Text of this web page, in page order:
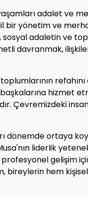
adalet ve
bir yönetim ve
adaletin ve
davranmak,
hizmet
Çevremizdeki
dönemde ortaya
liderlik
gelişim
bireylerin hem